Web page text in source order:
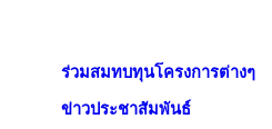
ร่วมสมทบทุนโครงการต่างๆ
ข่าวประชาสัมพันธ์